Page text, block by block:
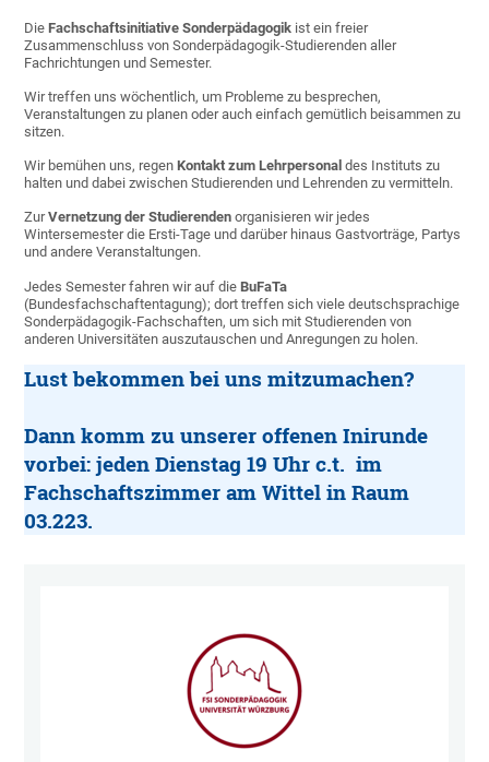
DieFachschaftsinitiative Sonderpädagogik ist ein freier
Zusammenschluss von Sonderpädagogik-Studierenden aller
Fachrichtungen und Semester.
Wir treffen uns wöchentlich, um Probleme zu besprechen,
Veranstaltungen zu planen oder auch einfach gemütlich beisammen zu
sitzen.
Wir bemühen uns, regenKontakt zum Lehrpersonal des Instituts zu
halten und dabei zwischen Studierenden und Lehrenden zu vermitteln.
ZurVernetzung der Studierenden organisieren wir jedes
Wintersemester die Ersti-Tage und darüber hinaus Gastvorträge, Partys
und andere Veranstaltungen.
Jedes Semester fahren wir auf dieBuFaTa
(Bundesfachschaftentagung); dort treffen sich viele deutschsprachige
Sonderpädagogik-Fachschaften, um sich mit Studierenden von
anderen Universitäten auszutauschen und Anregungen zu holen.
Lust bekommen bei uns mitzumachen?
Dann komm zu unserer offenen Inirunde
vorbei: jeden Dienstag 19 Uhr c.t. im
Fachschaftszimmer am Wittel in Raum
03.223.